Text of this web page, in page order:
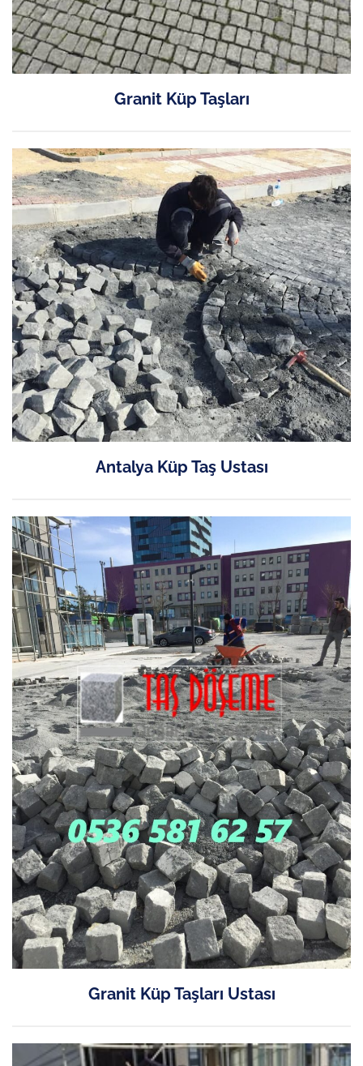
Granit Küp Taşları
Antalya Küp Taş Ustası
Granit Küp Taşları Ustası